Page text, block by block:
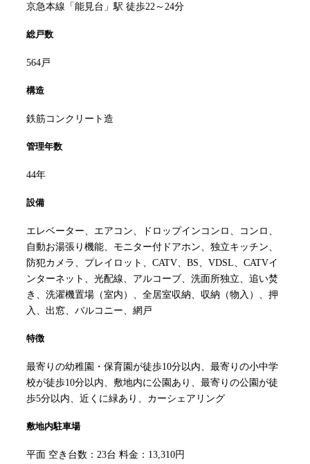
京急本線「能見台」駅 徒歩22～24分
総戸数
564戸
構造
鉄筋コンクリート造
管理年数
44年
設備
エレベーター、エアコン、ドロップインコンロ、コンロ、
自動お湯張り機能、モニター付ドアホン、独立キッチン、
防犯カメラ、プレイロット、CATV、BS、VDSL、CATVイ
ンターネット、光配線、アルコーブ、洗面所独立、追い焚
き、洗濯機置場（室内）、全居室収納、収納（物入）、押
入、出窓、バルコニー、網戸
特徴
最寄りの幼稚園・保育園が徒歩10分以内、最寄りの小中学
校が徒歩10分以内、敷地内に公園あり、最寄りの公園が徒
歩5分以内、近くに緑あり、カーシェアリング
敷地内駐車場
平面 空き台数：23台 料金：13,310円